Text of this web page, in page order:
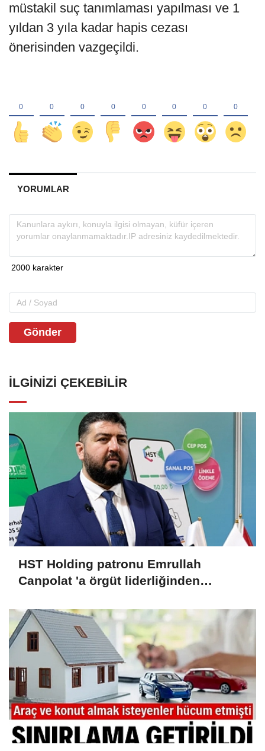
müstakil suç tanımlaması yapılması ve 1
yıldan 3 yıla kadar hapis cezası
önerisinden vazgeçildi.
YORUMLAR
Gönder
İLGINIZI ÇEKEBILIR
HST Holding patronu Emrullah
Canpolat 'a örgüt liderliğinden
malvarlığına el konuldu